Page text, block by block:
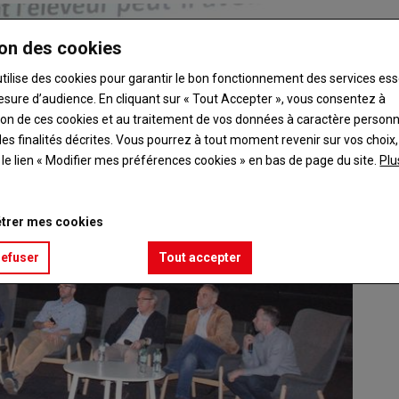
des cookies
des cookies pour garantir le bon fonctionnement des services
d’audience. En cliquant sur « Tout Accepter », vous consentez à
de ces cookies et au traitement de vos données à caractère
finalités décrites. Vous pourrez à tout moment revenir sur vos
lien « Modifier mes préférences cookies » en bas de page du site.
mes cookies
Tout accepter